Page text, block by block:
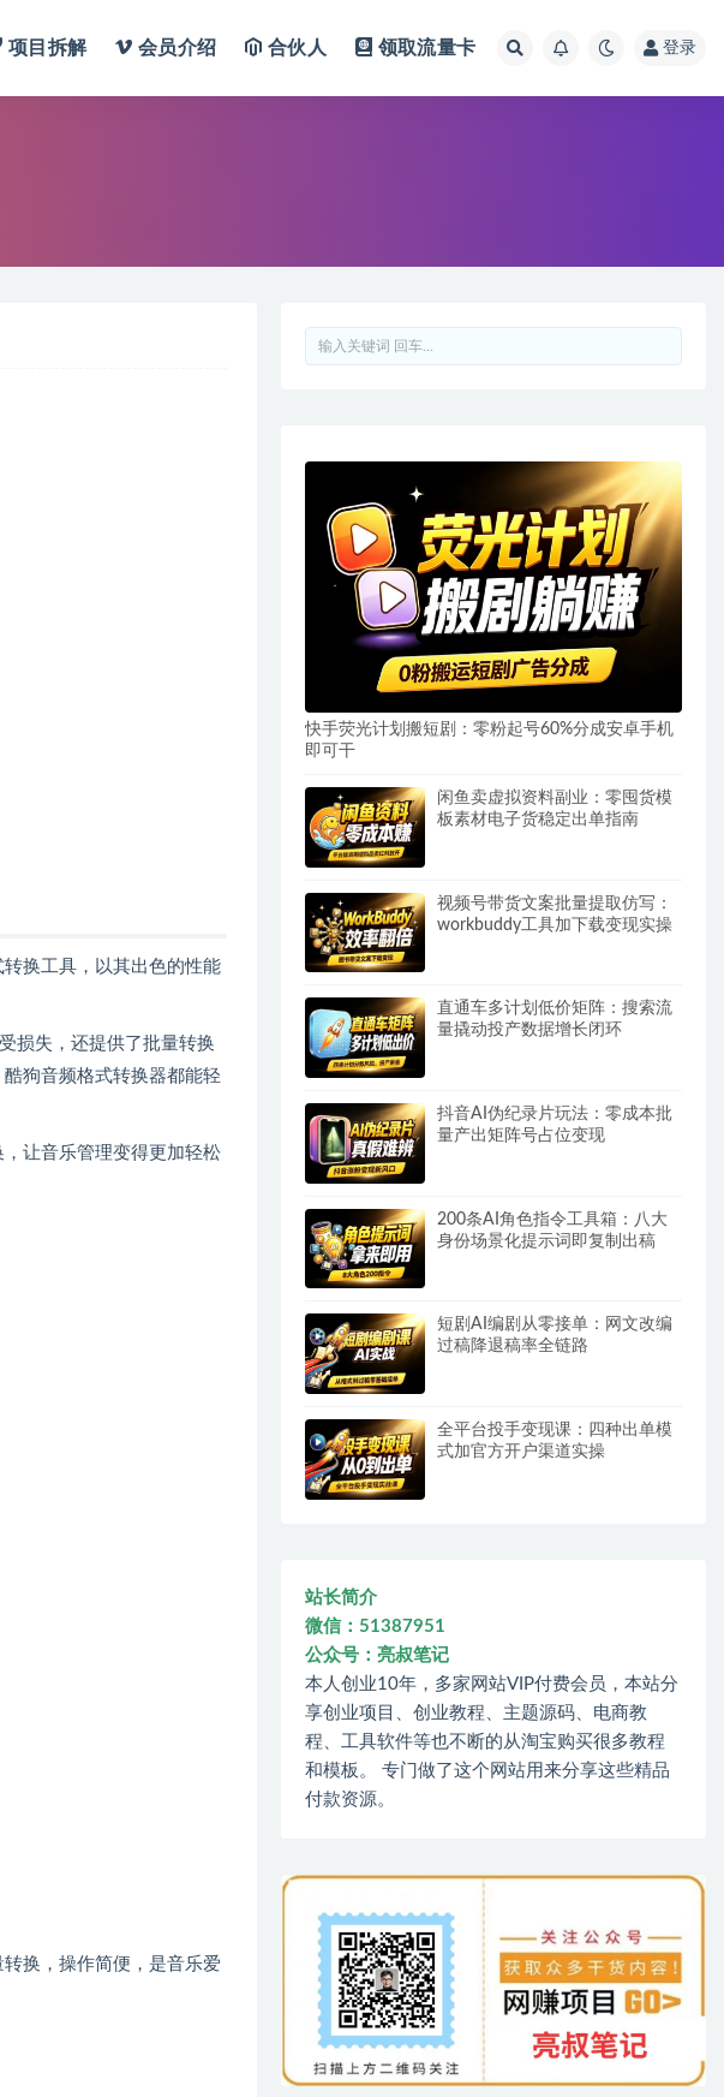
项目拆解 会员介绍 合伙人 领取流量卡 登录
换工具，以其出色的性能
损失，还提供了批量转换
狗音频格式转换器都能轻
让音乐管理变得更加轻松
换，操作简便，是音乐爱
快手荧光计划搬短剧：零粉起号60%分成安卓手机
即可干
闲鱼卖虚拟资料副业：零囤货模
板素材电子货稳定出单指南
视频号带货文案批量提取仿写：
workbuddy工具加下载变现实操
直通车多计划低价矩阵：搜索流
量撬动投产数据增长闭环
抖音AI伪纪录片玩法：零成本批
量产出矩阵号占位变现
200条AI角色指令工具箱：八大
身份场景化提示词即复制出稿
短剧AI编剧从零接单：网文改编
过稿降退稿率全链路
全平台投手变现课：四种出单模
式加官方开户渠道实操
站长简介
微信：51387951
公众号：亮叔笔记
本人创业10年，多家网站VIP付费会员，本站分
享创业项目、创业教程、主题源码、电商教
程、工具软件等也不断的从淘宝购买很多教程
和模板。 专门做了这个网站用来分享这些精品
付款资源。